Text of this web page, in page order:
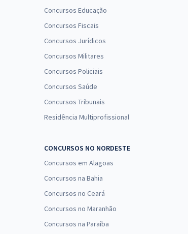
Concursos Educação
Concursos Fiscais
Concursos Jurídicos
Concursos Militares
Concursos Policiais
Concursos Saúde
Concursos Tribunais
Residência Multiprofissional
CONCURSOS NO NORDESTE
Concursos em Alagoas
Concursos na Bahia
Concursos no Ceará
Concursos no Maranhão
Concursos na Paraíba